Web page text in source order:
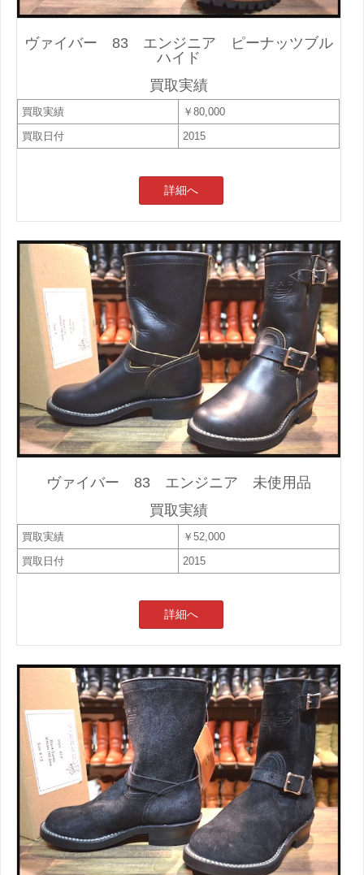
ヴァイバー 83 エンジニア ピーナッツブル
ハイド
買取実績
買取実績
￥80,000
買取日付
2015
詳細へ
ヴァイバー 83 エンジニア 未使用品
買取実績
買取実績
￥52,000
買取日付
2015
詳細へ